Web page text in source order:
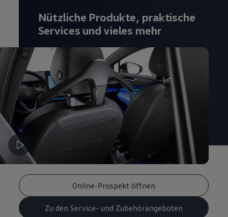
Online-Prospekt öffnen
Zu den Service- und Zubehörangeboten
Nützliche Produkte, praktische
Services und vieles mehr